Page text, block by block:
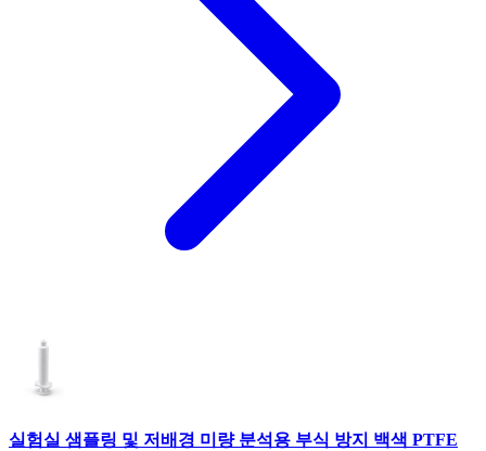
실험실 샘플링 및 저배경 미량 분석용 부식 방지 백색 PTFE